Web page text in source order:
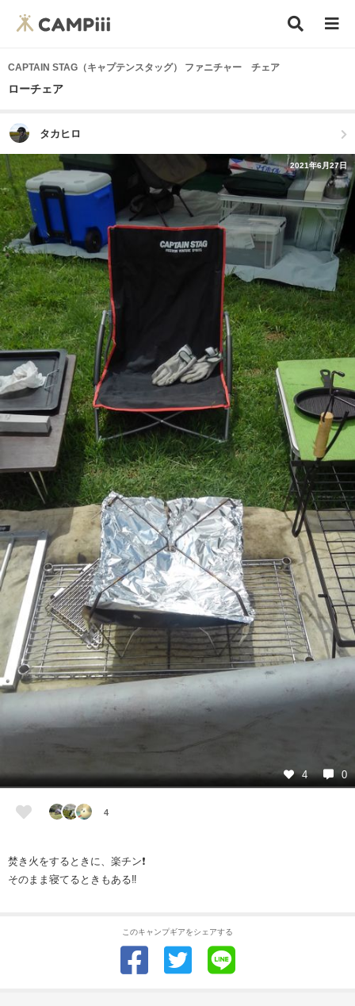
CAPTAIN STAG（キャプテンスタッグ） ファニチャー チェア
ローチェア
タカヒロ
2021年6月27日
4 0
4
焚き火をするときに、楽チン❗
そのまま寝てるときもある‼️
このキャンプギアをシェアする